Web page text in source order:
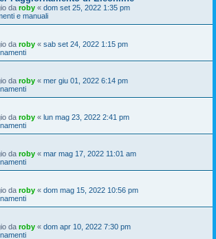
da roby « dom set 25, 2022 1:35 pm
e manuali
da roby « sab set 24, 2022 1:15 pm
da roby « mer giu 01, 2022 6:14 pm
da roby « lun mag 23, 2022 2:41 pm
da roby « mar mag 17, 2022 11:01 am
da roby « dom mag 15, 2022 10:56 pm
da roby « dom apr 10, 2022 7:30 pm